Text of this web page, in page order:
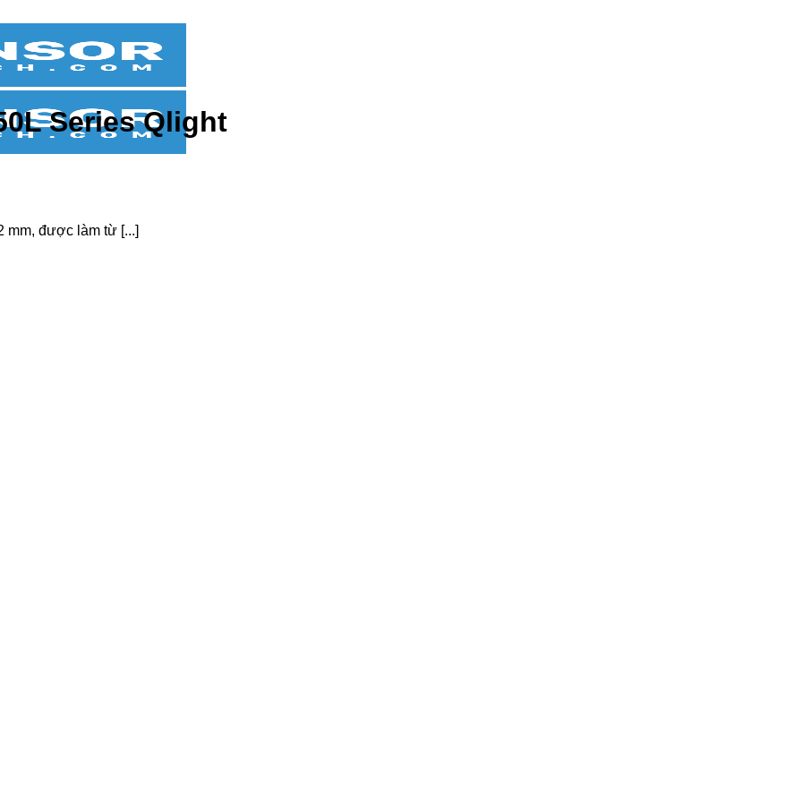
Series Qlight
mm, được làm từ [...]